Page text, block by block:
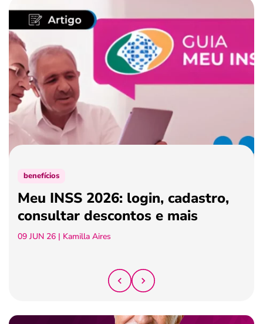
benefícios
crédito fácil
últimas notícias
ferramentas
benefícios
Meu INSS 2026: login, cadastro,
consultar descontos e mais
09 JUN 26 | Kamilla Aires